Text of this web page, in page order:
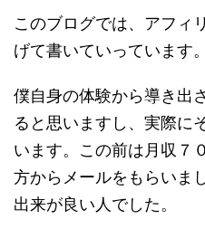
このブログでは、アフィ
げて書いていっています。
僕自身の体験から導き出
ると思いますし、実際に
います。この前は月収７
方からメールをもらいま
出来が良い人でした。